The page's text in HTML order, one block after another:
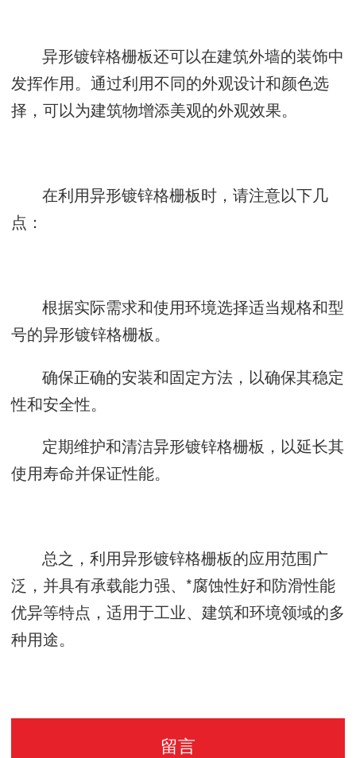
异形镀锌格栅板还可以在建筑外墙的装饰中
发挥作用。通过利用不同的外观设计和颜色选
择，可以为建筑物增添美观的外观效果。
在利用异形镀锌格栅板时，请注意以下几
点：
根据实际需求和使用环境选择适当规格和型
号的异形镀锌格栅板。
确保正确的安装和固定方法，以确保其稳定
性和安全性。
定期维护和清洁异形镀锌格栅板，以延长其
使用寿命并保证性能。
总之，利用异形镀锌格栅板的应用范围广
泛，并具有承载能力强、*腐蚀性好和防滑性能
优异等特点，适用于工业、建筑和环境领域的多
种用途。
留言